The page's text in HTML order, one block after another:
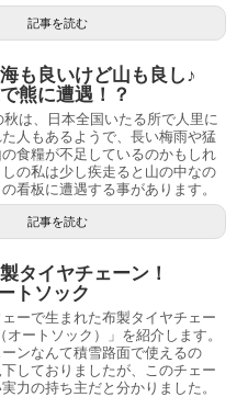
記事を読む
も良いけど山も良し♪
熊に遭遇！？
は、日本全国いたる所で人里に
人もあるようで、長い梅雨や猛
食糧が不足しているのかもしれ
の私は少し疾走ると山の中なの
看板に遭遇する事があります。
記事を読む
タイヤチェーン！
トソック
ーで生まれた布製タイヤチェー
オートソック）」を紹介します。
ンなんて積雪路面で使えるの
しておりましたが、このチェー
力の持ち主だと分かりました。